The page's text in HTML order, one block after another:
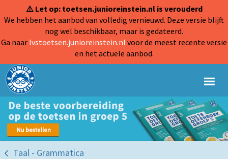
⚠️ Let op: toetsen.junioreinstein.nl is verouderd
We hebben het aanbod van volledig vernieuwd. Deze versie blijft
nog wel beschikbaar, maar is gedateerd.
Ga naar lvstoetsen.junioreinstein.nl voor de meest recente versie
en het actuele aanbod.
Taal - Grammatica